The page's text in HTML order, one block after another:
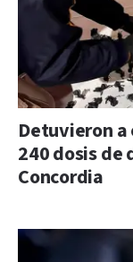
Detuvieron a
240 dosis de
Concordia